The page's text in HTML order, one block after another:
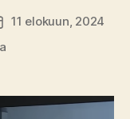
11 elokuun, 2024